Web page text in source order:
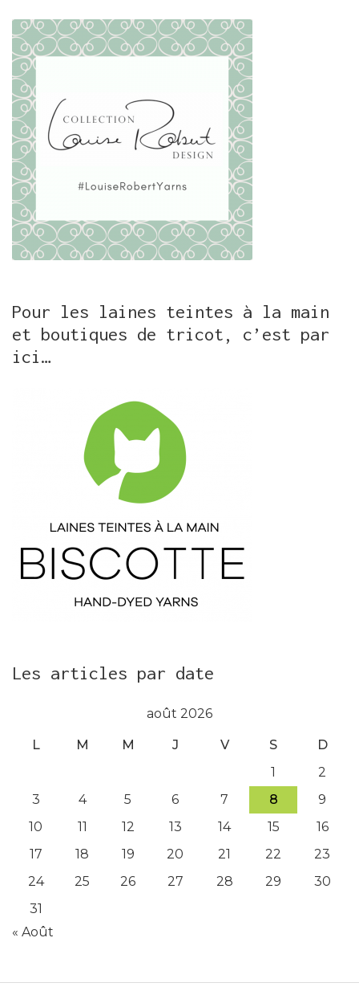
Pour les laines teintes à la main
et boutiques de tricot, c’est par
ici…
Les articles par date
août 2026
L M M J V S
D
1
2
3
4 5 6 7 8
9
10
11 12 13 14 15
16
17
18 19 20 21 22
23
24
25 26 27 28 29
30
31
« Août